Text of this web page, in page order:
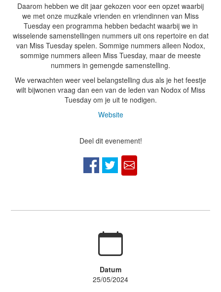
Daarom hebben we dit jaar gekozen voor een opzet waarbij
we met onze muzikale vrienden en vriendinnen van Miss
Tuesday een programma hebben bedacht waarbij we in
wisselende samenstellingen nummers uit ons repertoire en dat
van Miss Tuesday spelen. Sommige nummers alleen Nodox,
sommige nummers alleen Miss Tuesday, maar de meeste
nummers in gemengde samenstelling.
We verwachten weer veel belangstelling dus als je het feestje
wilt bijwonen vraag dan een van de leden van Nodox of Miss
Tuesday om je uit te nodigen.
Website
Deel dit evenement!
Datum
25/05/2024